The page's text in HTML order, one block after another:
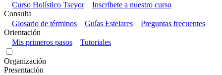
Curso Holístico Tseyor
Inscríbete a nuestro curso
Consulta
Glosario de términos
Guías Estelares
Preguntas frecuentes
Orientación
Mis primeros pasos
Tutoriales
Organización
Presentación